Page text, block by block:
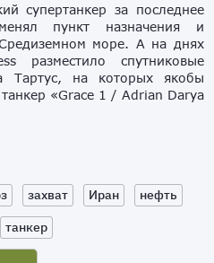
супертанкер за последнее
пункт назначения и
море. А на днях
разместило спутниковые
Тартус, на которых якобы
«Grace 1 / Adrian Darya
захват Иран
нефть
танкер